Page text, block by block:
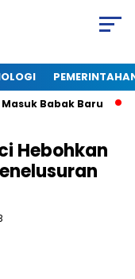
Babak Baru
Hebohkan